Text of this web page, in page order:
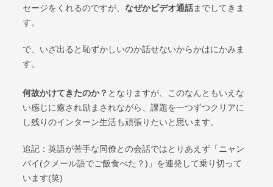
セージをくれるのですが、 なぜかビデオ通話までしてきま
す。
で、いざ出ると恥ずかしいのか話せないからかはにかみま
す。
何故かけてきたのか？ となりますが、このなんともいえな
い感じに癒され励まされながら、課題を一つずつクリアに
し残りのインターン生活も頑張りたいと思います。
追記：英語が苦手な同僚との会話ではとりあえず「ニャン
バイ(クメール語でご飯食べた？)」を連発して乗り切って
います(笑)